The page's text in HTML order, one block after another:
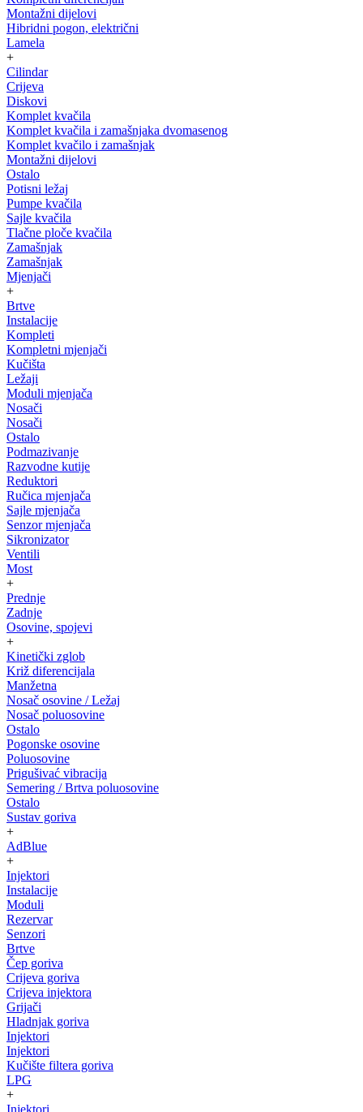
Montažni dijelovi
Hibridni pogon, električni
Lamela
+
Cilindar
Crijeva
Diskovi
Komplet kvačila
Komplet kvačila i zamašnjaka dvomasenog
Komplet kvačilo i zamašnjak
Montažni dijelovi
Ostalo
Potisni ležaj
Pumpe kvačila
Sajle kvačila
Tlačne ploče kvačila
Zamašnjak
Zamašnjak
Mjenjači
+
Brtve
Instalacije
Kompleti
Kompletni mjenjači
Kučišta
Ležaji
Moduli mjenjača
Nosači
Nosači
Ostalo
Podmazivanje
Razvodne kutije
Reduktori
Ručica mjenjača
Sajle mjenjača
Senzor mjenjača
Sikronizator
Ventili
Most
+
Prednje
Zadnje
Osovine, spojevi
+
Kinetički zglob
Križ diferencijala
Manžetna
Nosač osovine / Ležaj
Nosač poluosovine
Ostalo
Pogonske osovine
Poluosovine
Prigušivać vibracija
Semering / Brtva poluosovine
Ostalo
Sustav goriva
+
AdBlue
+
Injektori
Instalacije
Moduli
Rezervar
Senzori
Brtve
Čep goriva
Crijeva goriva
Crijeva injektora
Grijači
Hladnjak goriva
Injektori
Injektori
Kučište filtera goriva
LPG
+
Injektori